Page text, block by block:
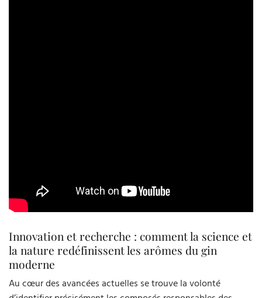
Innovation et recherche : comment la science et
la nature redéfinissent les arômes du gin
moderne
Au cœur des avancées actuelles se trouve la volonté